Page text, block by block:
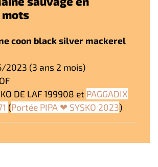
coon black silver mackerel
2023 (3 ans 2 mois)
DE LAF 199908 et PAGGADIX
(Portée PIPA ❤ SYSKO 2023)